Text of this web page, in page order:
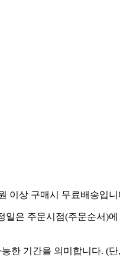
이상 구매시 무료배송입니
은 주문시점(주문순서)
한 기간을 의미합니다. (